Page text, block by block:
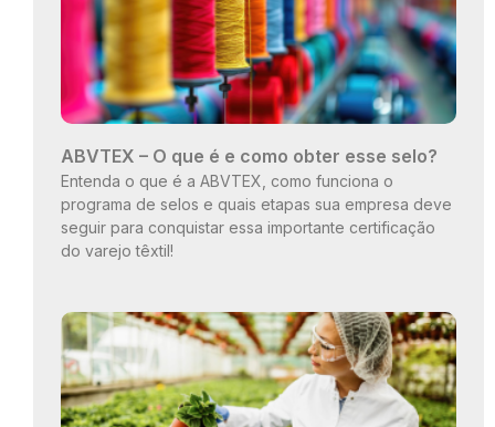
ABVTEX – O que é e como obter esse selo?
Entenda o que é a ABVTEX, como funciona o
programa de selos e quais etapas sua empresa deve
seguir para conquistar essa importante certificação
do varejo têxtil!